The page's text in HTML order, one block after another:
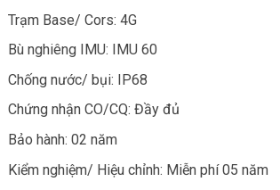
Trạm Base/ Cors: 4G
Bù nghiêng IMU: IMU 60
Chống nước/ bụi: IP68
Chứng nhận CO/CQ: Đầy đủ
Bảo hành: 02 năm
Kiểm nghiệm/ Hiệu chỉnh: Miễn phí 05 năm